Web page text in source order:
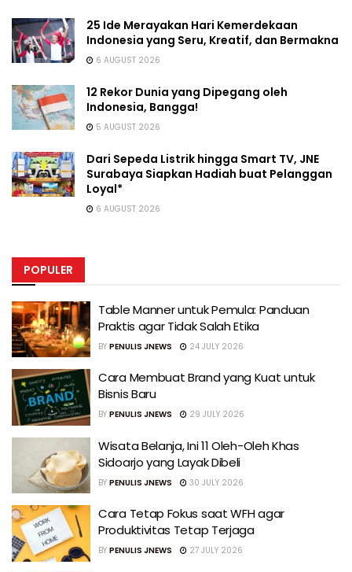
25 Ide Merayakan Hari Kemerdekaan
Indonesia yang Seru, Kreatif, dan Bermakna
6 AUGUST 2026
12 Rekor Dunia yang Dipegang oleh
Indonesia, Bangga!
5 AUGUST 2026
Dari Sepeda Listrik hingga Smart TV, JNE
Surabaya Siapkan Hadiah buat Pelanggan
Loyal*
6 AUGUST 2026
POPULER
Table Manner untuk Pemula: Panduan
Praktis agar Tidak Salah Etika
BY PENULIS JNEWS 24 JULY 2026
Cara Membuat Brand yang Kuat untuk
Bisnis Baru
BY PENULIS JNEWS 29 JULY 2026
Wisata Belanja, Ini 11 Oleh-Oleh Khas
Sidoarjo yang Layak Dibeli
BY PENULIS JNEWS 30 JULY 2026
Cara Tetap Fokus saat WFH agar
Produktivitas Tetap Terjaga
BY PENULIS JNEWS 27 JULY 2026